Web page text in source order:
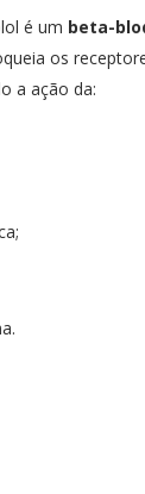
é um beta-
os
a ação da: